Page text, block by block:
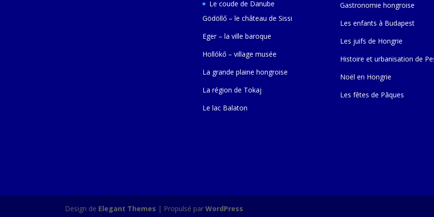
Le coude de Danube
Gödöllő – le château de Sissi
Eger – la ville baroque
Hollókő – village musée
La grande plaine hongroise
La région de Tokaj
Le lac Balaton
Gastronomie hongroise
Les enfants à Budapest
Les juifs de Hongrie
Histoire et urbanisation de
Noël en Hongrie
Les fêtes de Pâques
Design de Elegant Themes | Propulsé parWordPress